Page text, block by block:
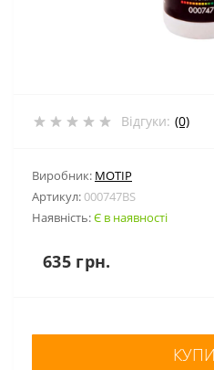
Відгуки: (0)
Виробник: MOTIP
Артикул:000747BS
Наявність:Є в наявності
635 грн.